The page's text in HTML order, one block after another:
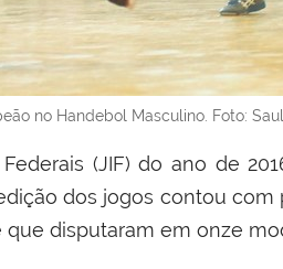
no Handebol Masculino. Foto:
(JIF) do ano de
dos jogos contou
que disputaram em onze